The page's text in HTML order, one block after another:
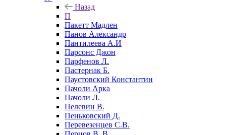
Назад
П
Пакетт Мадлен
Панов Александр
Пантилеева А.И
Парсонс Джон
Парфенов Л.
Пастернак Б.
Паустовский Константин
Пачоли Арка
Пачоли Л.
Пелевин В.
Пеньковский Д.
Перевезенцев С.В.